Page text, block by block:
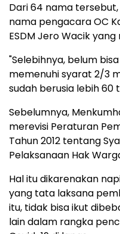
Dari 64 nama
nama pengacara OC
ESDM Jero Wacik
"Selebihnya, belum
memenuhi syarat 2/3
sudah berusia lebih 60
Sebelumnya,
merevisi Peraturan
Tahun 2012 tentang
Pelaksanaan Hak
Hal itu dikarenakan
yang tata laksana
itu, tidak bisa ikut
lain dalam rangka